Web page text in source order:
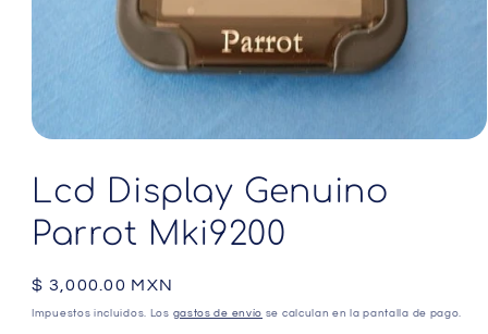
multimedia
una
ventana
Lcd Display Genuino
Parrot Mki9200
Precio
habitual
$ 3,000.00 MXN
Impuestos incluidos. Los gastos de envío se calculan en la pantalla de pago.